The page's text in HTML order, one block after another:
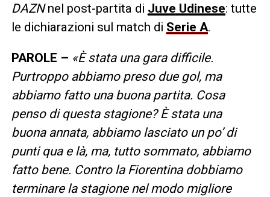
DAZNnel post-partita di Juve Udinese: tutte
le dichiarazioni sul match di Serie A.
PAROLE – «È stata una gara difficile.
Purtroppo abbiamo preso due gol, ma
abbiamo fatto una buona partita. Cosa
penso di questa stagione? È stata una
buona annata, abbiamo lasciato un po’ di
punti qua e là, ma, tutto sommato, abbiamo
fatto bene. Contro la Fiorentina dobbiamo
terminare la stagione nel modo migliore